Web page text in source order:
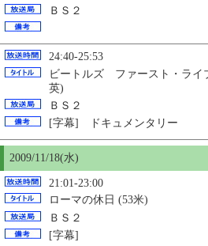
ＢＳ２
24:40-25:53
ビートルズ ファースト・ライ
英)
ＢＳ２
[字幕] ドキュメンタリー
2009/11/18(水)
21:01-23:00
ローマの休日 (53米)
ＢＳ２
[字幕]